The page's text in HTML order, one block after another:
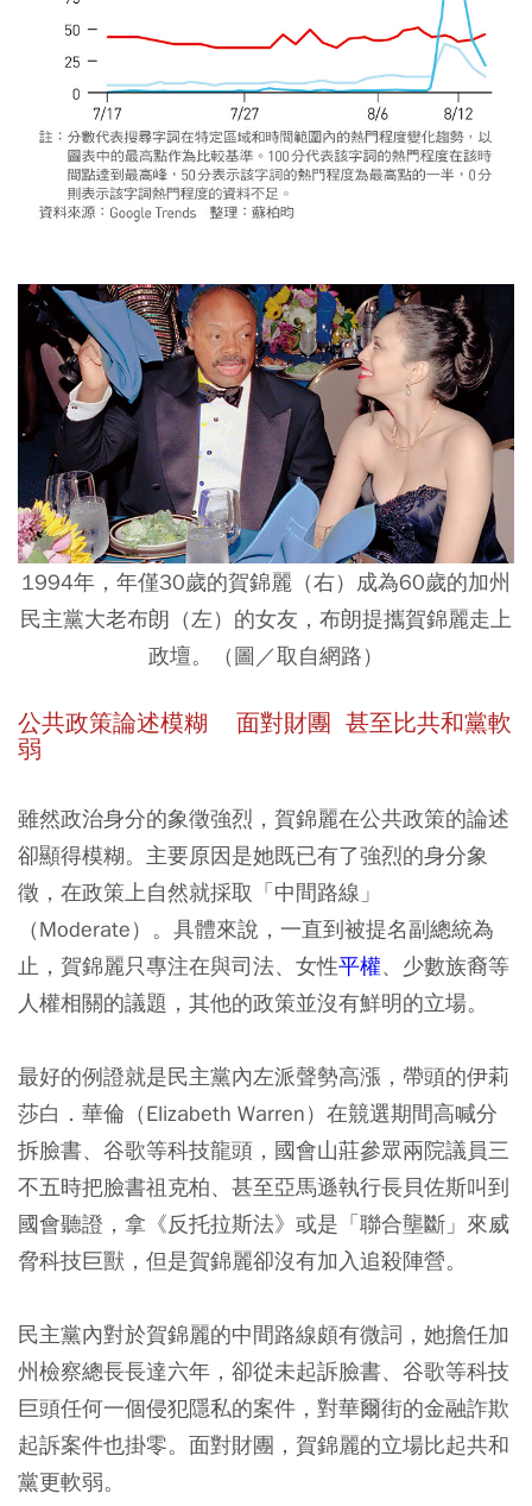
1994年，年僅30歲的賀錦麗（右）成為60歲的加州
民主黨大老布朗（左）的女友，布朗提攜賀錦麗走上
政壇。（圖／取自網路）
公共政策論述模糊 面對財團 甚至比共和黨軟
弱
雖然政治身分的象徵強烈，賀錦麗在公共政策的論述
卻顯得模糊。主要原因是她既已有了強烈的身分象
徵，在政策上自然就採取「中間路線」
（Moderate）。具體來說，一直到被提名副總統為
止，賀錦麗只專注在與司法、女性平權、少數族裔等
人權相關的議題，其他的政策並沒有鮮明的立場。
最好的例證就是民主黨內左派聲勢高漲，帶頭的伊莉
莎白．華倫（Elizabeth Warren）在競選期間高喊分
拆臉書、谷歌等科技龍頭，國會山莊參眾兩院議員三
不五時把臉書祖克柏、甚至亞馬遜執行長貝佐斯叫到
國會聽證，拿《反托拉斯法》或是「聯合壟斷」來威
脅科技巨獸，但是賀錦麗卻沒有加入追殺陣營。
民主黨內對於賀錦麗的中間路線頗有微詞，她擔任加
州檢察總長長達六年，卻從未起訴臉書、谷歌等科技
巨頭任何一個侵犯隱私的案件，對華爾街的金融詐欺
起訴案件也掛零。面對財團，賀錦麗的立場比起共和
黨更軟弱。